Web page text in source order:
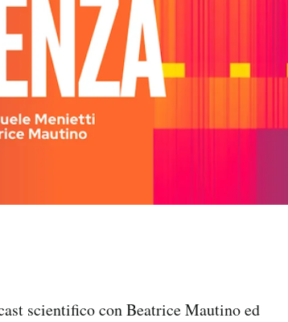
scientifico con Beatrice Mautino ed